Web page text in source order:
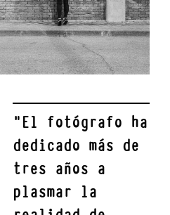
"El fotógrafo ha
dedicado más de
tres años a
plasmar la